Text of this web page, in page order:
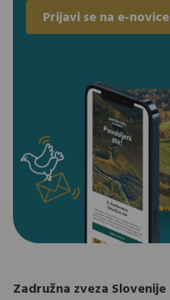
Prijavi se na e-novice
Zadružna zveza Slovenije